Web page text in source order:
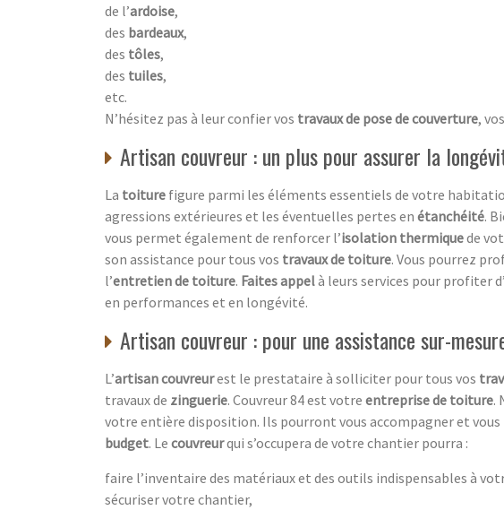
de l’ardoise,
des bardeaux,
des tôles,
des tuiles,
etc.
N’hésitez pas à leur confier vos travaux de pose de couverture, vos
Artisan couvreur : un plus pour assurer la
La toiture figure parmi les éléments essentiels de votre
agressions extérieures et les éventuelles pertes en étanchéité.
vous permet également de renforcer l’isolation thermiquede
son assistance pour tous vos travaux de toiture. Vous pourrez
l’entretien de toiture. Faites appelà leurs services pour profiter
en performances et en longévité.
Artisan couvreur : pour une assistance sur-
L’artisan couvreurest le prestataire à solliciter pour tous vos
travaux de zinguerie. Couvreur 84 est votre entreprise de toiture.
votre entière disposition. Ils pourront vous accompagner et vous
budget. Le couvreurqui s’occupera de votre chantier pourra :
faire l’inventaire des matériaux et des outils indispensables à
sécuriser votre chantier,